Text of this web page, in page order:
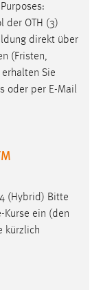
der OTH (3)
direkt über
(Fristen,
Sie
oder per E-Mail
(Hybrid) Bitte
-Kurse ein (den
kürzlich